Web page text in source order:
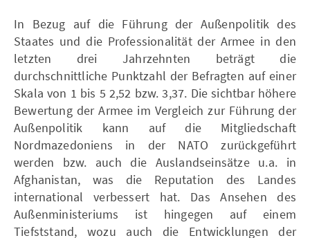
In Bezug auf die Führung der Außenpolitik des
Staates und die Professionalität der Armee in den
letzten drei Jahrzehnten beträgt die
durchschnittliche Punktzahl der Befragten auf einer
Skala von 1 bis 5 2,52 bzw. 3,37. Die sichtbar höhere
Bewertung der Armee im Vergleich zur Führung der
Außenpolitik kann auf die Mitgliedschaft
Nordmazedoniens in der NATO zurückgeführt
werden bzw. auch die Auslandseinsätze u.a. in
Afghanistan, was die Reputation des Landes
international verbessert hat. Das Ansehen des
Außenministeriums ist hingegen auf einem
Tiefststand, wozu auch die Entwicklungen der